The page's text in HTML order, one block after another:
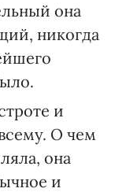
она
никогда
и
О чем
она
и